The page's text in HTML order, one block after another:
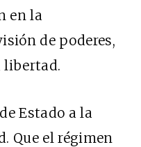
en la
de poderes,
libertad.
Estado a la
Que el régimen